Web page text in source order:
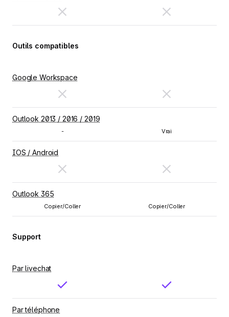
Outils compatibles
Google Workspace
Outlook 2013 / 2016 / 2019
- Vrai
IOS / Android
Outlook 365
Copier/Coller Copier/Coller
Support
Par livechat
Par téléphone